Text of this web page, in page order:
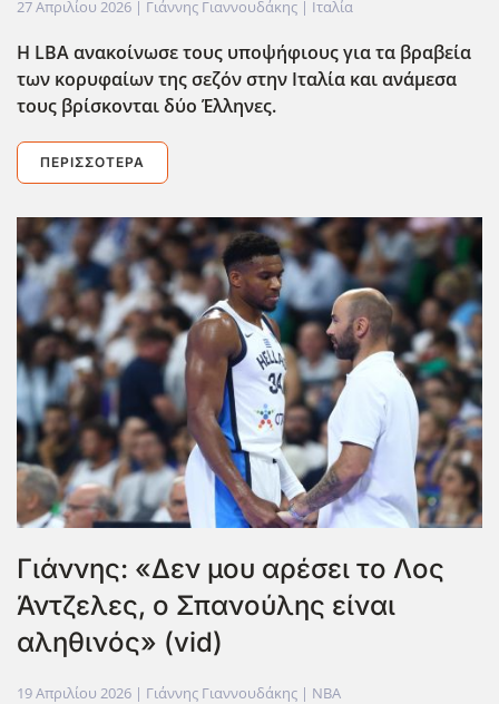
27 Απριλίου 2026 | Γιάννης Γιαννουδάκης | Ιταλία
Η LBA ανακοίνωσε τους υποψήφιους για τα βραβεία
των κορυφαίων της σεζόν στην Ιταλία και ανάμεσα
τους βρίσκονται δύο Έλληνες.
ΠΕΡΙΣΣΌΤΕΡΑ
Γιάννης: «Δεν μου αρέσει το Λος
Άντζελες, ο Σπανούλης είναι
αληθινός» (vid)
19 Απριλίου 2026 | Γιάννης Γιαννουδάκης | NBA